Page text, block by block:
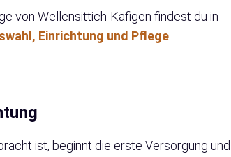
von Wellensittich-Käfigen findest du in
Einrichtung und Pflege.
ist, beginnt die erste Versorgung und